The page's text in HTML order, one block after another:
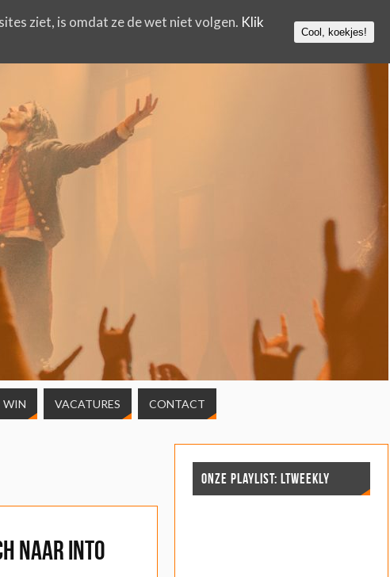
WIN VACATURES CONTACT
naar Into
ONZE PLAYLIST: LTWEEKLY
ziet, is omdat ze de wet niet volgen. Klik
Cool, koekjes!